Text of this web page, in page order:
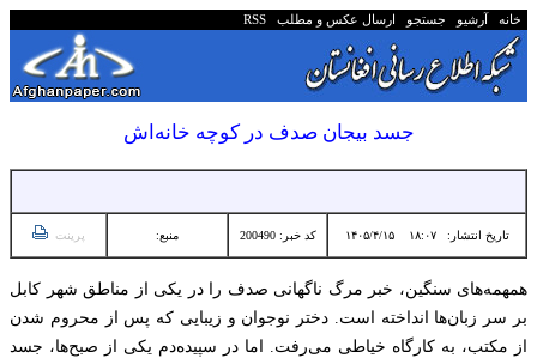
خانه آرشیو جستجو ارسال عکس و مطلب RSS
جسد بیجان صدف در کوچه خانه‌اش
تاریخ انتشار:۱۸:۰۷ ۱۴۰۵/۴/۱۵ کد خبر: 200490 منبع: پرینت
همهمه‌های سنگین، خبر مرگ ناگهانی صدف را در یکی از مناطق شهر کابل
بر سر زبان‌ها انداخته است. دختر نوجوان و زیبایی که پس از محروم شدن
از مکتب، به کارگاه خیاطی می‌رفت. اما در سپیده‌دم یکی از صبح‌ها، جسد